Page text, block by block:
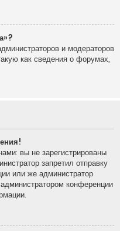
и модераторов
как сведения о форумах,
вы не зарегистрированы
запретил отправку
или же администратор
конференции